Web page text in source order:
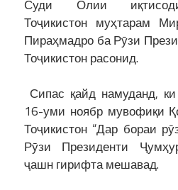
Суди Олии
Тоҷикистон муҳтарам
Пираҳмадро ба Рӯзи
Тоҷикистон расонид.
Сипас қайд намуданд,
16-уми ноябр мувофиқи
Тоҷикистон “Дар бораи
Рӯзи Президенти
ҷашн гирифта мешавад.